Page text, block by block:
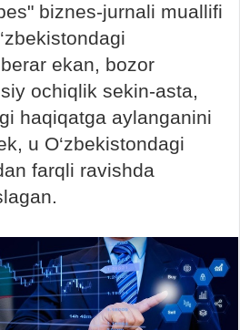
biznes-jurnali muallifi
ekan, bozor
ochiqlik sekin-asta,
haqiqatga aylanganini
u O‘zbekistondagi
farqli ravishda